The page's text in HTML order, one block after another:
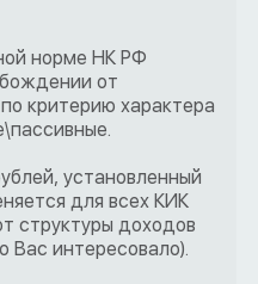
норме НК РФ
от
критерию характера
установленный
для всех КИК
структуры доходов
Вас интересовало).